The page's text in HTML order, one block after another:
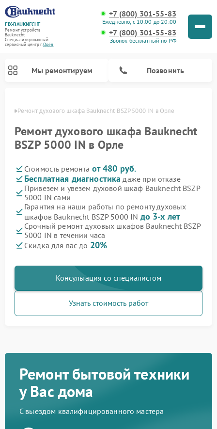
FIX-BAUKNECHT
Ремонт устройств
Bauknecht
Специализированный
cервисный центр г.Орёл
+7 (800) 301-55-83
Ежедневно, с 10:00 до 20:00
+7 (800) 301-55-83
Звонок бесплатный по РФ
Мы ремонтируем Позвонить
Ремонт духового шкафа Bauknecht BSZP 5000 IN в Орле
Ремонт духового шкафа Bauknecht
BSZP 5000 IN в Орле
Стоимость ремонта от 480 руб.
Бесплатная диагностика даже при отказе
Привезем и увезем духовой шкаф Bauknecht BSZP
5000 IN сами
Гарантия на наши работы по ремонту духовых
шкафов Bauknecht BSZP 5000 IN до 3-х лет
Срочный ремонт духовых шкафов Bauknecht BSZP
5000 IN в течении часа
Скидка для вас до 20%
Консультация со специалистом
Узнать стоимость работ
Ремонт бытовой техники
у Вас дома
С выездом квалифицированного мастера